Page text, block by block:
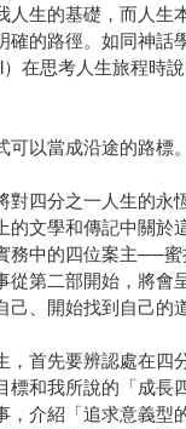
人生的基礎，而人生
確的路徑。如同神話
）在思考人生旅程時
以當成沿途的路標。
對四分之一人生的永
的文學和傳記中關於
務中的四位案主──
從第二部開始，將會
、開始找到自己的
，首先要辨認處在四
標和我所說的「成長
，介紹「追求意義型